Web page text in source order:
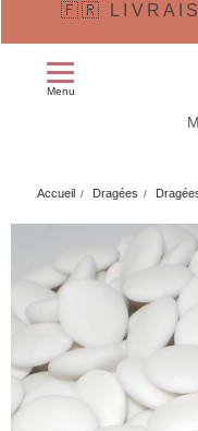
🇫🇷
Menu
Accueil Dragées